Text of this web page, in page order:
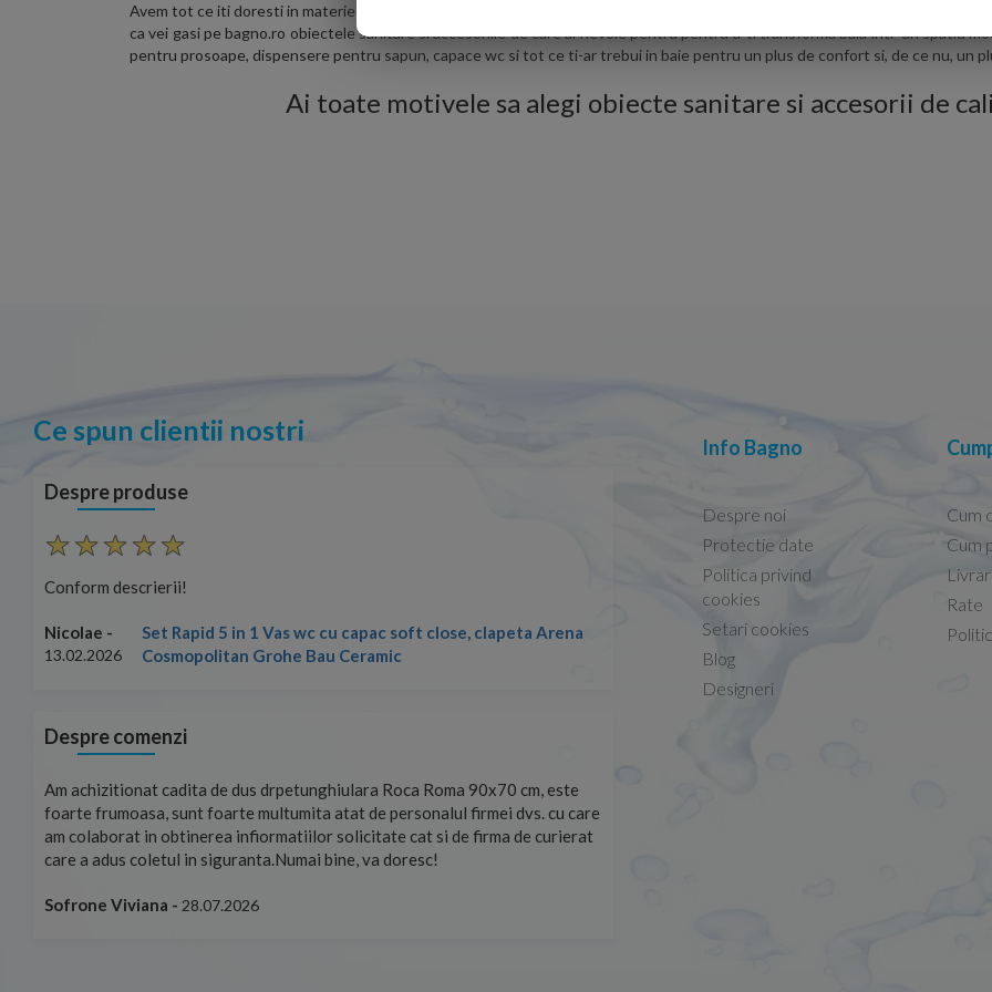
Avem tot ce iti doresti in materie de echipamente pentru bai. De la cabine de dus si bai cu hidromasaj, la chiuvete, lavoare,
ca vei gasi pe bagno.ro obiectele sanitare si accesoriile de care ai nevoie pentru pentru a-ti transforma baia intr-un spatiu
pentru prosoape, dispensere pentru sapun, capace wc si tot ce ti-ar trebui in baie pentru un plus de confort si, de ce nu, un
Ai toate motivele sa alegi obiecte sanitare si accesorii de
Ce spun clientii nostri
Despre produse
Conform descrierii!
Nicolae -
13.02.2026
Set Rapid 5 in 1 Vas wc cu capac soft close, clapeta Arena
Cosmopolitan Grohe Bau Ceramic
Conform descrierii!
13.02.2026
Despre comenzi
Am achizitionat cadita de dus drpetunghiulara Roca Roma 90x70 cm, este
foarte frumoasa, sunt foarte multumita atat de personalul firmei dvs. cu care
am colaborat in obtinerea infiormatiilor solicitate cat si de firma de curierat
care a adus coletul in siguranta.Numai bine, va doresc!
Sofrone Viviana - 28.07.2026
Info Bagno
Despre noi
Protectie date
Politica privind
cookies
Setari cookies
Blog
Designeri
Cum
Cum
Rate